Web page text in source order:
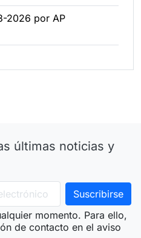
2026 por AP
últimas noticias y
momento. Para ello,
de contacto en el aviso